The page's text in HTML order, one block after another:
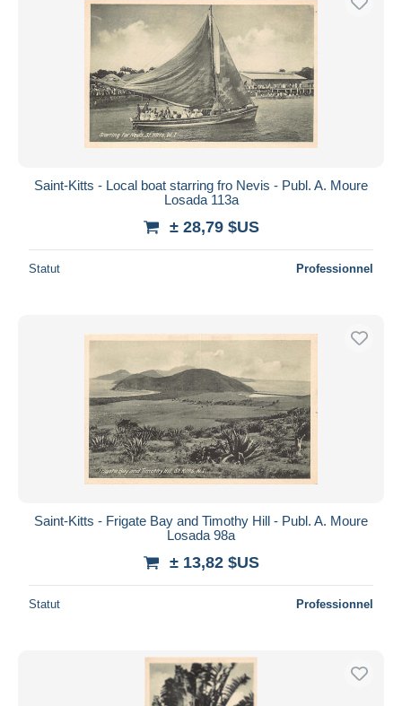
Saint-Kitts - Local boat starring fro Nevis - Publ. A. Moure
Losada 113a
± 28,79 $US
Statut Professionnel
Saint-Kitts - Frigate Bay and Timothy Hill - Publ. A. Moure
Losada 98a
± 13,82 $US
Statut Professionnel